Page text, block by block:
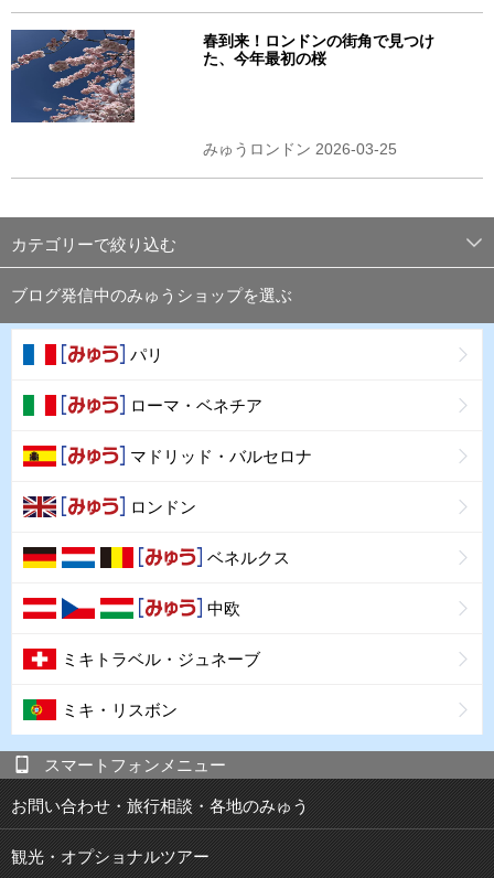
春到来！ロンドンの街角で見つけ
た、今年最初の桜
みゅうロンドン 2026-03-25
カテゴリーで絞り込む
ブログ発信中のみゅうショップを選ぶ
パリ
ローマ・ベネチア
マドリッド・バルセロナ
ロンドン
ベネルクス
中欧
ミキトラベル・ジュネーブ
ミキ・リスボン
スマートフォンメニュー
お問い合わせ・旅行相談・各地のみゅう
観光・オプショナルツアー